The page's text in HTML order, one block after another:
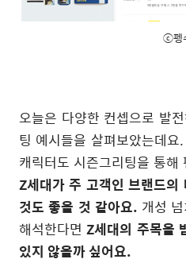
ⓒ펭
오늘은 다양한 컨셉으로 발
팅 예시들을 살펴보았는데
캐릭터도 시즌그리팅을 통해
Z세대가 주 고객인 브랜드
것도 좋을 것 같아요. 개성
해석한다면Z세대의 주목을
있지 않을까 싶어요.